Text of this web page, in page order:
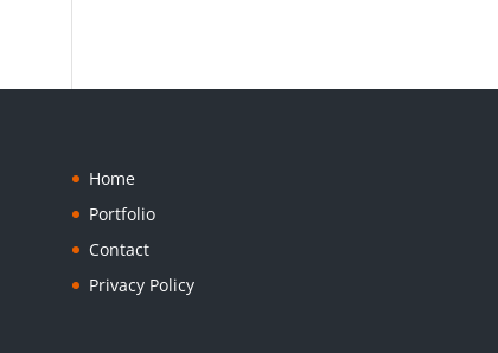
Home
Portfolio
Contact
Privacy Policy